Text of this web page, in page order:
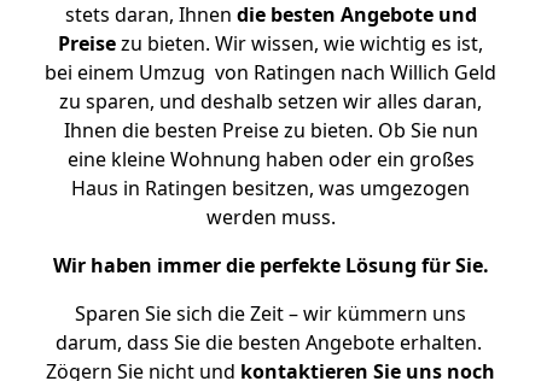
stets daran, Ihnen die besten Angebote und
Preisezu bieten. Wir wissen, wie wichtig es ist,
bei einem Umzug von Ratingen nach Willich Geld
zu sparen, und deshalb setzen wir alles daran,
Ihnen die besten Preise zu bieten. Ob Sie nun
eine kleine Wohnung haben oder ein großes
Haus in Ratingen besitzen, was umgezogen
werden muss.
Wir haben immer die perfekte Lösung für Sie.
Sparen Sie sich die Zeit – wir kümmern uns
darum, dass Sie die besten Angebote erhalten.
Zögern Sie nicht und kontaktieren Sie uns noch